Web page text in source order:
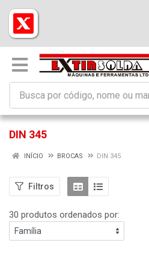
DIN 345
INÍCIO BROCAS DIN 345
Filtros
30 produtos ordenados por: